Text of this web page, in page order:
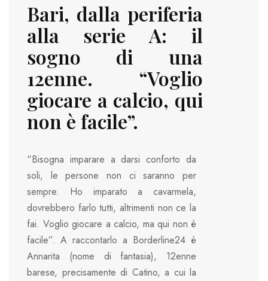
Bari, dalla periferia
alla serie A: il
sogno di una
12enne. “Voglio
giocare a calcio, qui
non è facile”.
“Bisogna imparare a darsi conforto da
soli, le persone non ci saranno per
sempre. Ho imparato a cavarmela,
dovrebbero farlo tutti, altrimenti non ce la
fai. Voglio giocare a calcio, ma qui non è
facile”. A raccontarlo a Borderline24 è
Annarita (nome di fantasia), 12enne
barese, precisamente di Catino, a cui la